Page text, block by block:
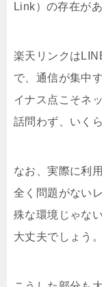
Link）の存在が
楽天リンクは
で、通信が集中
イナス点こそネ
話問わず、いく
なお、実際に利
全く問題がない
殊な環境じゃな
大丈夫でしょう。